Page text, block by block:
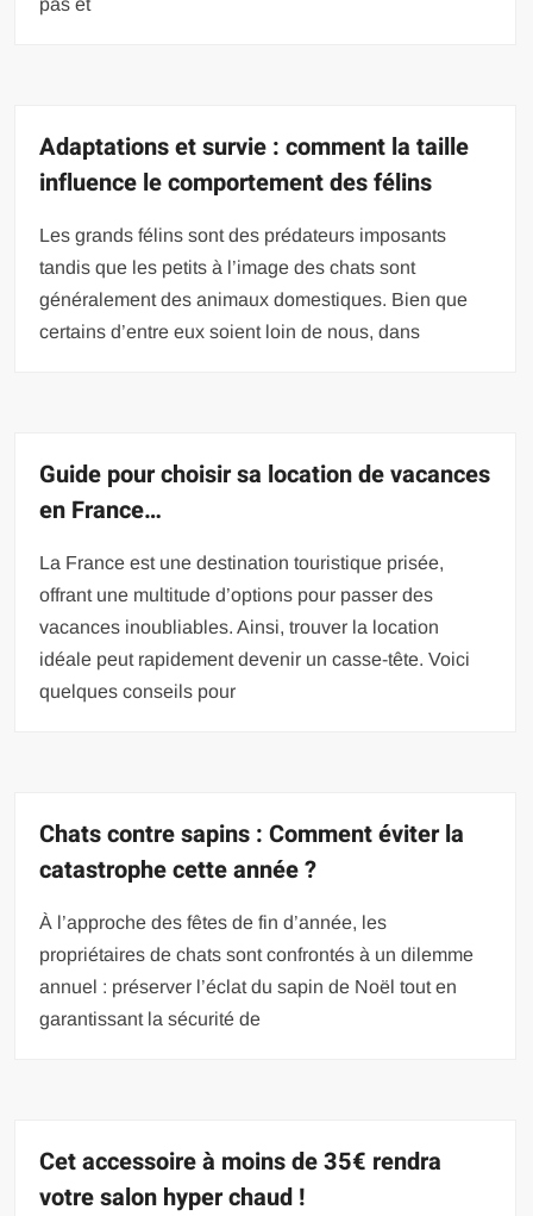
Adaptations et survie : comment la taille
influence le comportement des félins
Les grands félins sont des prédateurs imposants
tandis que les petits à l’image des chats sont
généralement des animaux domestiques. Bien que
certains d’entre eux soient loin de nous, dans
Guide pour choisir sa location de vacances
en France…
La France est une destination touristique prisée,
offrant une multitude d’options pour passer des
vacances inoubliables. Ainsi, trouver la location
idéale peut rapidement devenir un casse-tête. Voici
quelques conseils pour
Chats contre sapins : Comment éviter la
catastrophe cette année ?
À l’approche des fêtes de fin d’année, les
propriétaires de chats sont confrontés à un dilemme
annuel : préserver l’éclat du sapin de Noël tout en
garantissant la sécurité de
Cet accessoire à moins de 35€ rendra
votre salon hyper chaud !